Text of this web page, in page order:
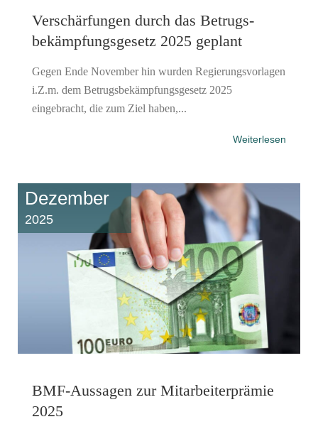
Verschärfungen durch das Betrugs­
bekämpfungs­gesetz 2025 geplant
Gegen Ende November hin wurden Regierungsvorlagen
i.Z.m. dem Betrugsbekämpfungsgesetz 2025
eingebracht, die zum Ziel haben,...
Weiterlesen
Dezember
2025
BMF-Aussagen zur Mitarbeiter­prämie
2025